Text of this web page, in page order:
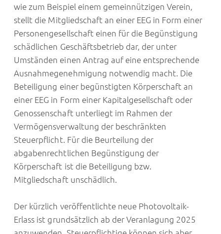
wie zum Beispiel einem gemeinnützigen Verein,
stellt die Mitgliedschaft an einer EEG in Form einer
Personengesellschaft einen für die Begünstigung
schädlichen Geschäftsbetrieb dar, der unter
Umständen einen Antrag auf eine entsprechende
Ausnahmegenehmigung notwendig macht. Die
Beteiligung einer begünstigten Körperschaft an
einer EEG in Form einer Kapitalgesellschaft oder
Genossenschaft unterliegt im Rahmen der
Vermögensverwaltung der beschränkten
Steuerpflicht. Für die Beurteilung der
abgabenrechtlichen Begünstigung der
Körperschaft ist die Beteiligung bzw.
Mitgliedschaft unschädlich.
Der kürzlich veröffentlichte neue Photovoltaik-
Erlass ist grundsätzlich ab der Veranlagung 2025